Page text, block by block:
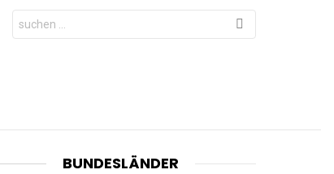
Search
for:
BUNDESLÄNDER